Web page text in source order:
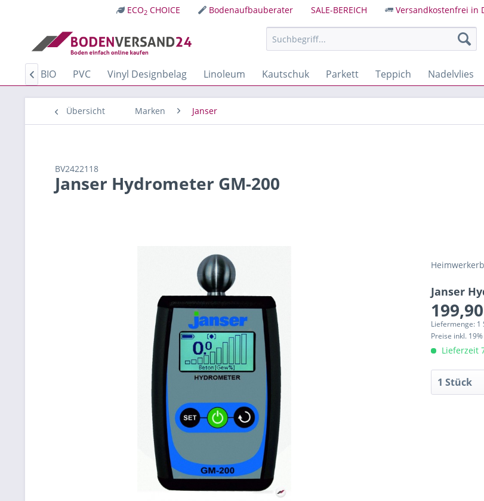
ECO2 CHOICE Bodenaufbauberater SALE-BEREICH Versandkostenfrei in
BIO PVC Vinyl Designbelag Linoleum Kautschuk Parkett Teppich Nadelvlies

Übersicht Marken Janser
BV2422118
Janser Hydrometer GM-200
Janser
Liefermenge: 1
Preise inkl.
Lieferzeit